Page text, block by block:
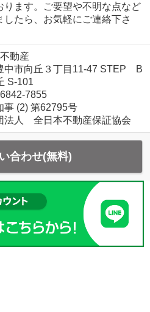
ります。ご要望や不明な点など
したら、お気軽にご連絡下さ
動産
中市向丘３丁目11-47 STEP B
S-101
7855
事 (2) 第62795号
法人 全日本不動産保証協会
合わせ(無料)